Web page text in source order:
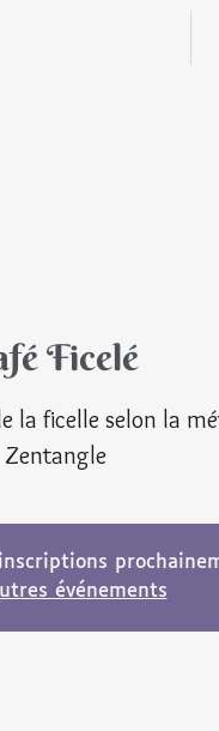
Ficelé
la ficelle selon la
Zentangle
événements